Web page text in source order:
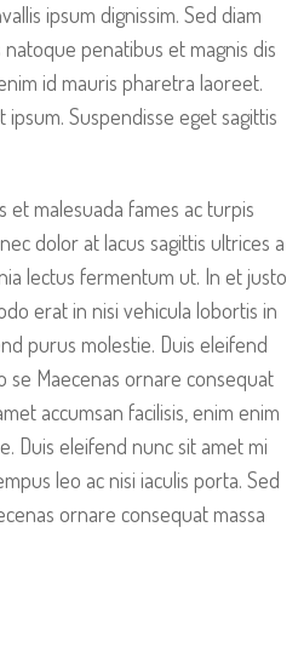
ipsum dignissim. Sed diam
penatibus et magnis dis
id mauris pharetra laoreet.
Suspendisse eget sagittis
malesuada fames ac turpis
dolor at lacus sagittis ultrices a
lectus fermentum ut. In et justo
erat in nisi vehicula lobortis in
purus molestie. Duis eleifend
se Maecenas ornare consequat
accumsan facilisis, enim enim
Duis eleifend nunc sit amet mi
leo ac nisi iaculis porta. Sed
ornare consequat massa